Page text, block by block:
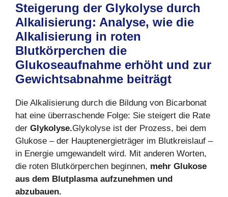
Steigerung der Glykolyse durch
Alkalisierung: Analyse, wie die
Alkalisierung in roten
Blutkörperchen die
Glukoseaufnahme erhöht und zur
Gewichtsabnahme beiträgt
Die Alkalisierung durch die Bildung von Bicarbonat
hat eine überraschende Folge: Sie steigert die Rate
der Glykolyse.Glykolyse ist der Prozess, bei dem
Glukose – der Hauptenergieträger im Blutkreislauf –
in Energie umgewandelt wird. Mit anderen Worten,
die roten Blutkörperchen beginnen, mehr Glukose
aus dem Blutplasma aufzunehmen und
abzubauen.